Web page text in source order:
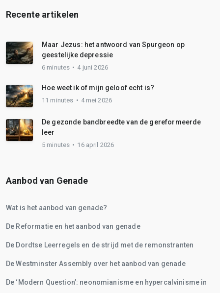
Recente artikelen
Maar Jezus: het antwoord van Spurgeon op
geestelijke depressie
6 minutes 4 juni 2026
Hoe weet ik of mijn geloof echt is?
11 minutes 4 mei 2026
De gezonde bandbreedte van de gereformeerde
leer
5 minutes 16 april 2026
Aanbod van Genade
Wat is het aanbod van genade?
De Reformatie en het aanbod van genade
De Dordtse Leerregels en de strijd met de remonstranten
De Westminster Assembly over het aanbod van genade
De ‘Modern Question’: neonomianisme en hypercalvinisme in